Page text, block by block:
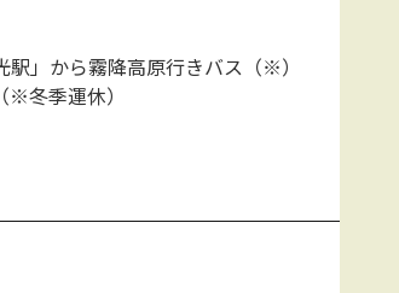
」から霧降高原行きバス（※）
冬季運休）